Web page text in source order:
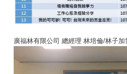
廣福林有限公司 總經理 林培倫/林子加